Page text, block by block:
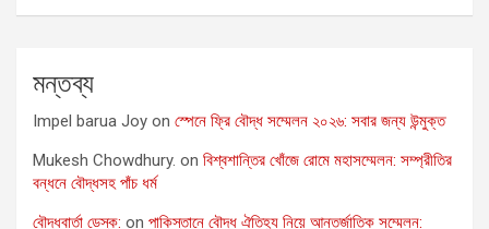
মন্তব্য
Impel barua Joy on স্পেনে ফ্রি বৌদ্ধ সম্মেলন ২০২৬: সবার জন্য উন্মুক্ত
Mukesh Chowdhury. on বিশ্বশান্তির খোঁজে রোমে মহাসম্মেলন: সম্প্রীতির
বন্ধনে বৌদ্ধসহ পাঁচ ধর্ম
বৌদ্ধবার্তা ডেস্ক: on পাকিস্তানে বৌদ্ধ ঐতিহ্য নিয়ে আন্তর্জাতিক সম্মেলন: